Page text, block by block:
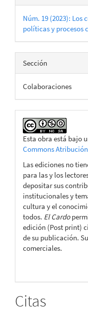
Núm. 19 (2023):
políticas y procesos
Sección
Colaboraciones
Esta obra está bajo
Commons
Las ediciones no
para las y los
depositar sus
institucionales y
cultura y el
todos. El Cardo
edición (Post print)
de su publicación.
comerciales.
Citas